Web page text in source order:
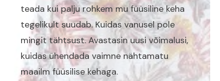
teada kui palju rohkem mu füüsiline keha
tegelikult suudab. Kuidas vanusel pole
mingit tähtsust. Avastasin uusi võimalusi,
kuidas ühendada vaimne nähtamatu
maailm füüsilise kehaga.